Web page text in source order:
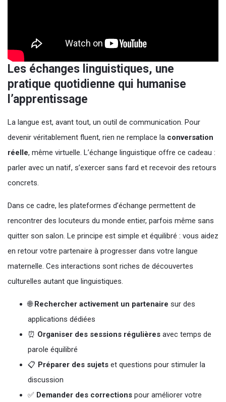
Les échanges linguistiques, une
pratique quotidienne qui humanise
l’apprentissage
La langue est, avant tout, un outil de communication. Pour
devenir véritablement fluent, rien ne remplace la conversation
réelle, même virtuelle. L’échange linguistique offre ce cadeau :
parler avec un natif, s’exercer sans fard et recevoir des retours
concrets.
Dans ce cadre, les plateformes d’échange permettent de
rencontrer des locuteurs du monde entier, parfois même sans
quitter son salon. Le principe est simple et équilibré : vous aidez
en retour votre partenaire à progresser dans votre langue
maternelle. Ces interactions sont riches de découvertes
culturelles autant que linguistiques.
🌐Rechercher activement un partenaire sur des
applications dédiées
⏰ Organiser des sessions régulières avec temps de
parole équilibré
📋 Préparer des sujets et questions pour stimuler la
discussion
✅ Demander des corrections pour améliorer votre